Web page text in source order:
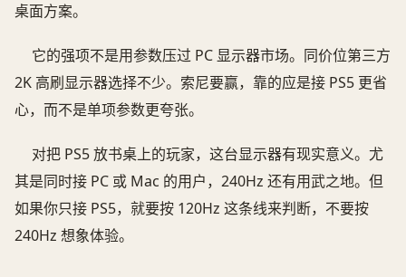
桌面方案。
它的强项不是用参数压过 PC 显示器市场。同价位第三方
2K 高刷显示器选择不少。索尼要赢，靠的应是接 PS5 更省
心，而不是单项参数更夸张。
对把 PS5 放书桌上的玩家，这台显示器有现实意义。尤
其是同时接 PC 或 Mac 的用户，240Hz 还有用武之地。但
如果你只接 PS5，就要按 120Hz 这条线来判断，不要按
240Hz 想象体验。